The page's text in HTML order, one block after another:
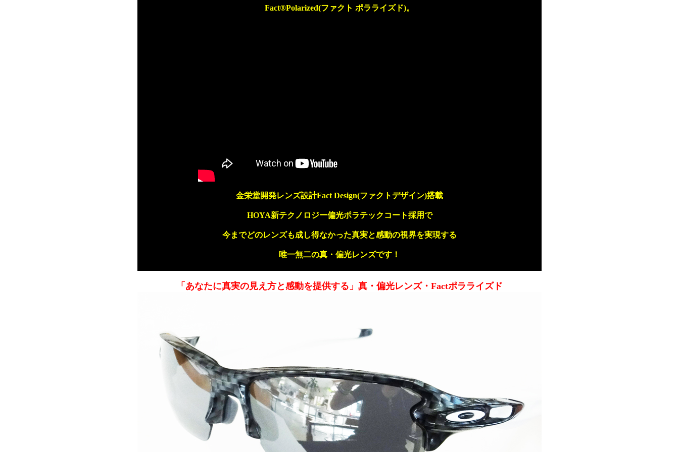
Fact®Polarized(ファクト ポラライズド)。
金栄堂開発レンズ設計Fact Design(ファクトデザイン)搭載
HOYA新テクノロジー偏光ポラテックコート採用で
今までどのレンズも成し得なかった真実と感動の視界を実現する
唯一無二の真・偏光レンズです！
「あなたに真実の見え方と感動を提供する」真・偏光レンズ・Factポラライズド